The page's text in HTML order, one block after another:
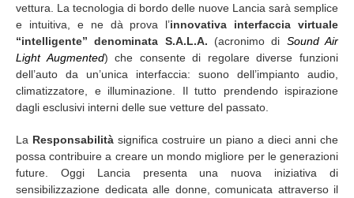
vettura. La tecnologia di bordo delle nuove Lancia sarà semplice
e intuitiva, e ne dà prova l’innovativa interfaccia virtuale
“intelligente” denominata S.A.L.A. (acronimo di Sound Air
Light Augmented) che consente di regolare diverse funzioni
dell’auto da un’unica interfaccia: suono dell’impianto audio,
climatizzatore, e illuminazione. Il tutto prendendo ispirazione
dagli esclusivi interni delle sue vetture del passato.
La Responsabilità significa costruire un piano a dieci anni che
possa contribuire a creare un mondo migliore per le generazioni
future. Oggi Lancia presenta una nuova iniziativa di
sensibilizzazione dedicata alle donne, comunicata attraverso il